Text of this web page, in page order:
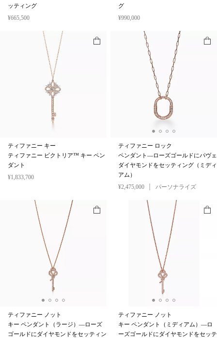
ッティング
¥665,500
グ
¥990,000
ティファニー キー
ティファニー ビクトリア™ キー ペン
ダント
¥1,833,700
ティファニー ロック
ペンダント—ローズゴールドにパヴェ
ダイヤモンドをセッティング（ミディ
アム）
¥2,475,000
パーソナライズ
ティファニー ノット
キー ペンダント（ラージ）—ローズ
ゴールドにダイヤモンドをセッティン
ティファニー ノット
キー ペンダント（ミディアム）—ロ
ーズゴールドにダイヤモンドをセッテ